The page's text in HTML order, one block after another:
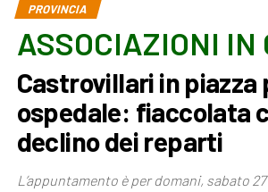
PROVINCIA
ASSOCIAZIONI IN
Castrovillari in piazza
ospedale: fiaccolata
declino dei reparti
L’appuntamento è per domani, sabato